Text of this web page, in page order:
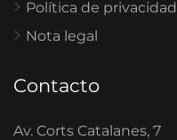
Política de privacidad
Nota legal
Contacto
Av. Corts Catalanes, 7